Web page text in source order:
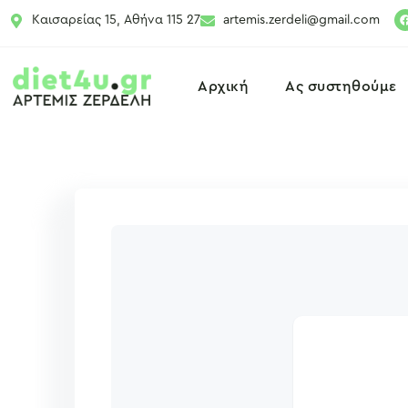
Καισαρείας 15, Αθήνα 115 27 artemis.zerdeli@gmail.com
Αρχική Ας συστηθούμε